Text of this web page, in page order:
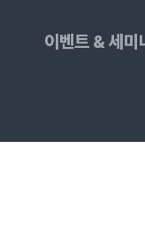
이벤트 & 세미